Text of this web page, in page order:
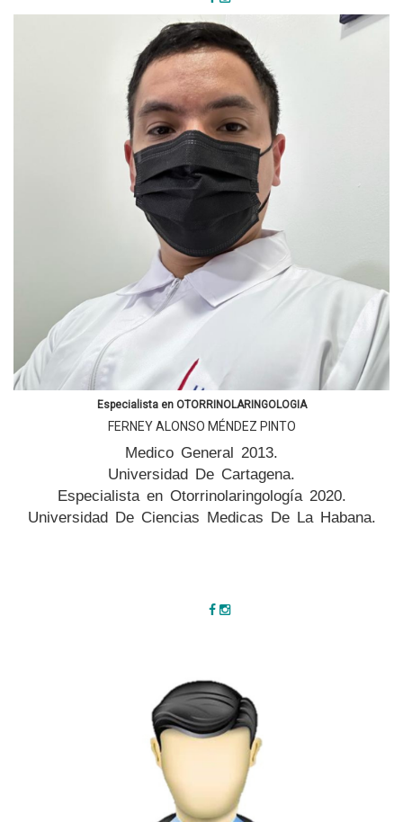
Especialista en OTORRINOLARINGOLOGIA
FERNEY ALONSO MÉNDEZ PINTO
Medico General 2013.
Universidad De Cartagena.
Especialista en Otorrinolaringología 2020.
Universidad De Ciencias Medicas De La Habana.